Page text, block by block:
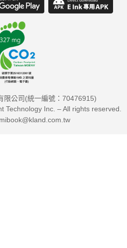
限公司(統一編號：70476915)
Technology Inc. – All rights reserved.